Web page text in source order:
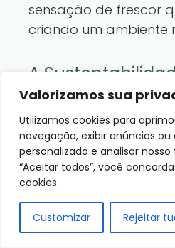
Valorizamos sua
Utilizamos cookies para
navegação, exibir anúncios
personalizado e analisar
“Aceitar todos”, você
cookies.
Customizar Rejeitar
sensação de frescor
criando um ambiente
A
Com a crescente
ambiental, a
tem conquistado
escolha deplantas
interiores
exigem menos água
de jardinagem têm